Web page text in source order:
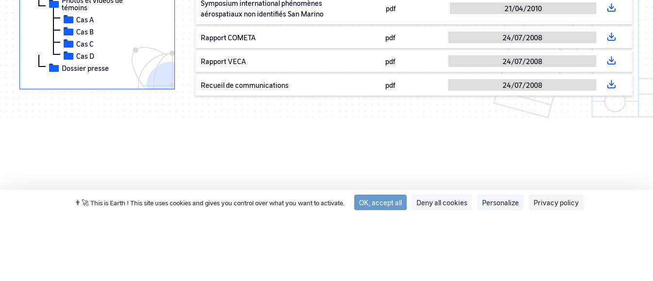
👨‍🚀 This is Earth ! This site uses cookies and gives you control over what you want to activate. OK, accept all Deny all cookies Personalize Privacy policy
témoins
Cas A
Cas B
Cas C
Cas D
Dossier presse
Symposium international phénomènes
aérospatiaux non identifiés San Marino
pdf 21/04/2010
Rapport COMETA pdf 24/07/2008
Rapport VECA pdf 24/07/2008
Recueil de communications pdf 24/07/2008